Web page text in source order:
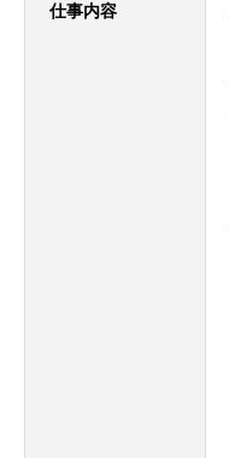
仕事内容